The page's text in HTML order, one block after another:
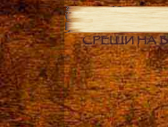
СРЕЩИ НА